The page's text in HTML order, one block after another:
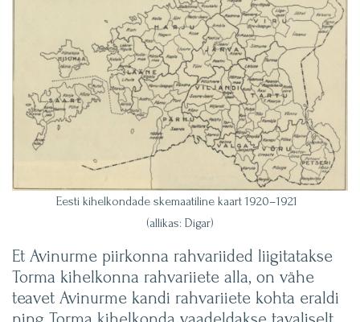
Eesti kihelkondade skemaatiline kaart 1920–1921
(allikas: Digar)
Et Avinurme piirkonna rahvariided liigitatakse
Torma kihelkonna rahvariiete alla, on vähe
teavet Avinurme kandi rahvariiete kohta eraldi